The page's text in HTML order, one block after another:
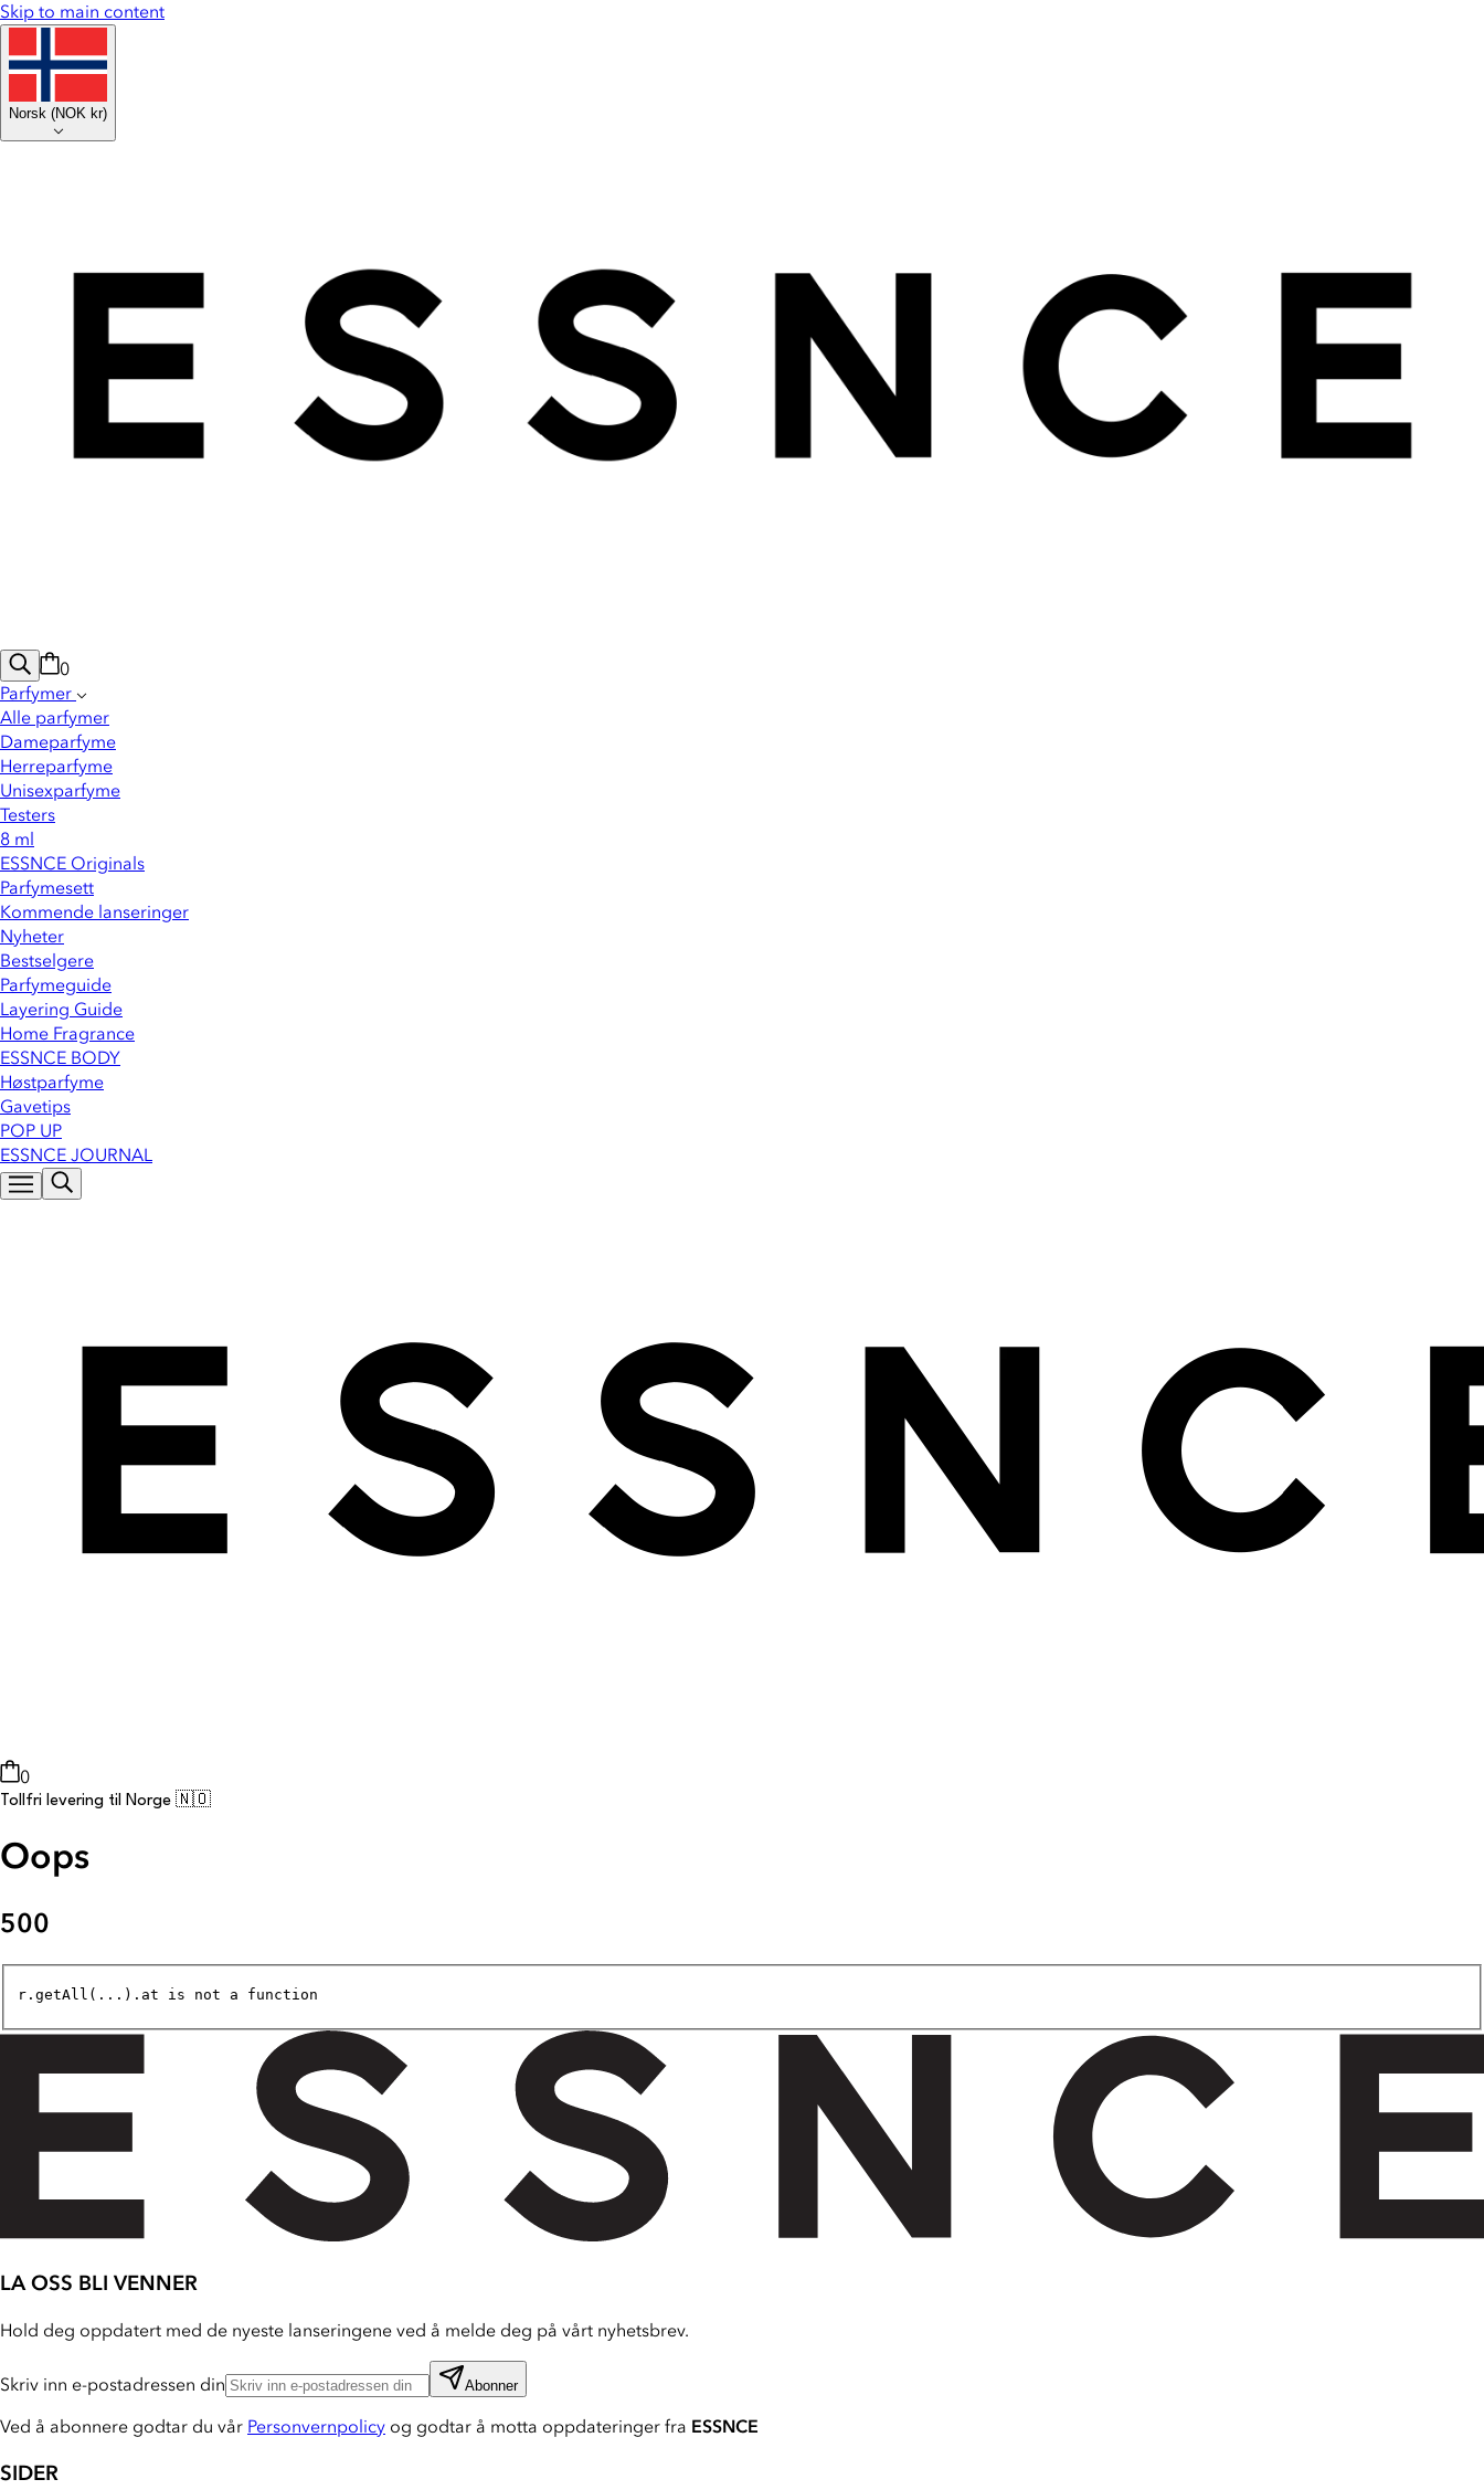
Skip to main content
Norsk (NOK kr)
0
Parfymer
Alle parfymer
Dameparfyme
Herreparfyme
Unisexparfyme
Testers
8 ml
ESSNCE Originals
Parfymesett
Kommende lanseringer
Nyheter
Bestselgere
Parfymeguide
Layering Guide
Home Fragrance
ESSNCE BODY
Høstparfyme
Gavetips
POP UP
ESSNCE JOURNAL
0
Tollfri levering til Norge 🇳🇴
Oops
500
r.getAll(...).at is not a function
LA OSS BLI VENNER
Hold deg oppdatert med de nyeste lanseringene ved å melde deg på vårt nyhetsbrev.
Skriv inn e-postadressen din Abonner
Ved å abonnere godtar du vår Personvernpolicy og godtar å motta oppdateringer fra ESSNCE
SIDER